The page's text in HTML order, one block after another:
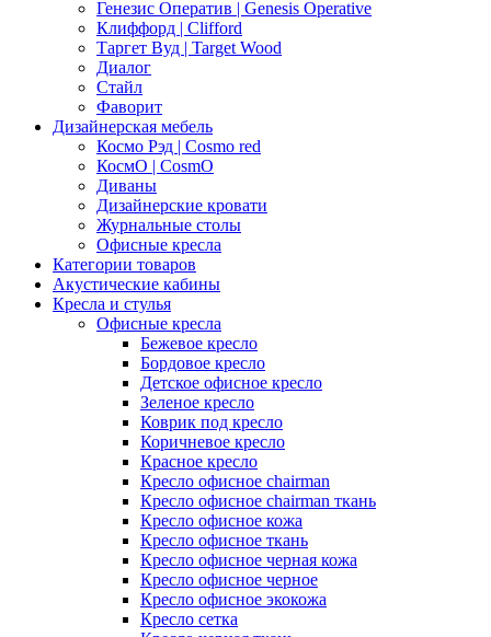
Генезис Оператив | Genesis Operative
Клиффорд | Clifford
Таргет Вуд | Target Wood
Диалог
Стайл
Фаворит
Дизайнерская мебель
Космо Рэд | Cosmo red
КосмО | CosmO
Диваны
Дизайнерские кровати
Журнальные столы
Офисные кресла
Категории товаров
Акустические кабины
Кресла и стулья
Офисные кресла
Бежевое кресло
Бордовое кресло
Детское офисное кресло
Зеленое кресло
Коврик под кресло
Коричневое кресло
Красное кресло
Кресло офисное chairman
Кресло офисное chairman ткань
Кресло офисное кожа
Кресло офисное ткань
Кресло офисное черная кожа
Кресло офисное черное
Кресло офисное экокожа
Кресло сетка